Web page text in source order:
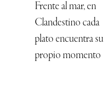
Frente al mar, en
Clandestino cada
plato encuentra su
propio momento